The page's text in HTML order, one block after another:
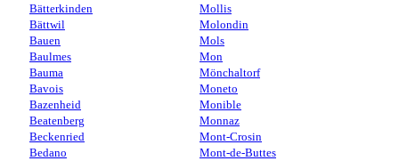
Bätterkinden
Bättwil
Bauen
Baulmes
Bauma
Bavois
Bazenheid
Beatenberg
Beckenried
Bedano
Mollis
Molondin
Mols
Mon
Mönchaltorf
Moneto
Monible
Monnaz
Mont-Crosin
Mont-de-Buttes